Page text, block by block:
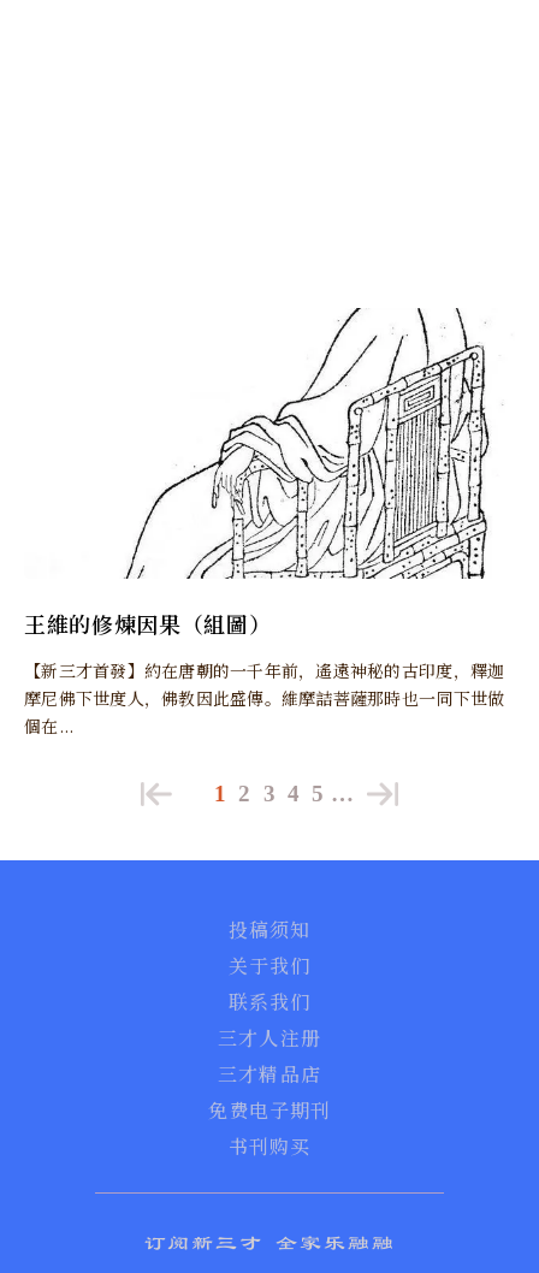
王維的修煉因果（組圖）
【新三才首發】約在唐朝的一千年前，遙遠神秘的古印度，釋迦
摩尼佛下世度人，佛教因此盛傳。維摩詰菩薩那時也一同下世做
個在...
1 2 3 4 5 …
投稿须知
关于我们
联系我们
三才人注册
三才精品店
免费电子期刊
书刊购买
订阅新三才 全家乐融融